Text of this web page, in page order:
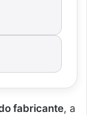
fabricante, a